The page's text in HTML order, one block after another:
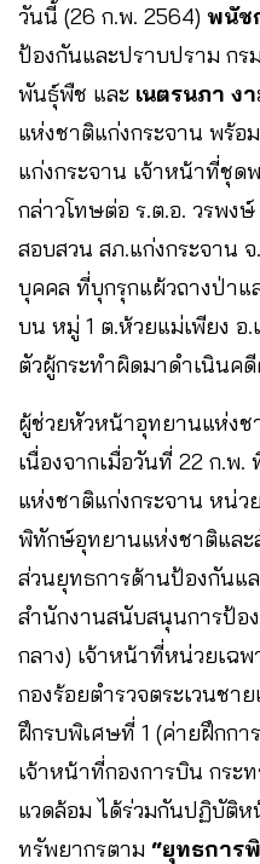
วันนี้ (26​ ก.พ. 2564) พนัช
ป้องกันและปราบปราม ก
พันธุ์พืช และ เนตรนภา ง
แห่งชาติแก่งกระจาน พร้
แก่งกระจาน เจ้าหน้าที่ชุด
กล่าวโทษต่อ ร.ต.อ. วรพง
สอบสวน สภ.แก่งกระจาน
บุคคล ที่บุกรุกแผ้วถางป่าแ
บน หมู่ 1 ต.ห้วยแม่เพียง อ
ตัวผู้กระทำผิดมาดำเนินค
ผู้ช่วยหัวหน้าอุทยานแห่งช
เนื่องจากเมื่อวันที่​ 22​ ก.พ
แห่งชาติแก่งกระจาน​ หน่
พิทักษ์อุทยานแห่งชาติและ
ส่วนยุทธการด้านป้องกันแ
สำนักงานสนับสนุนการป้อ
กลาง) เจ้าหน้าที่หน่วยเฉ
กองร้อยตำรวจตระเวนชา
ฝึกรบพิเศษที่ 1 (ค่ายฝึกก
เจ้าหน้าที่กองการบิน กระ
แวดล้อม​ ได้ร่วมกันปฏิบัติ
ทรัพยากรตาม “ยุทธการ